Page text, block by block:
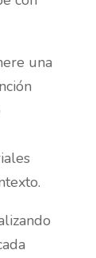
una